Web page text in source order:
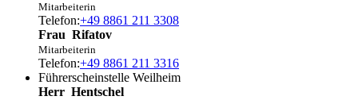
Mitarbeiterin
Telefon:+49 8861 211 3308
Frau Rifatov
Mitarbeiterin
Telefon:+49 8861 211 3316
Führerscheinstelle Weilheim
Herr Hentschel